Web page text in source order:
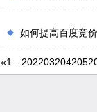
如何提高百度竞
«1 202203204205